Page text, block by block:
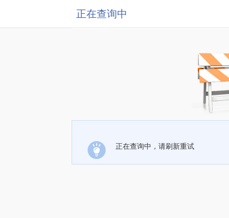
正在查询中
正在查询中，请刷新重试